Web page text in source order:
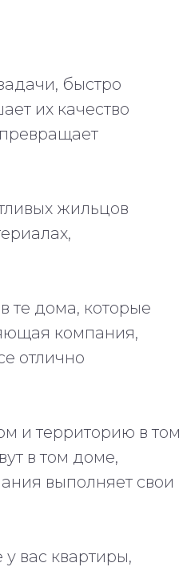
быстро
их качество
жильцов
те дома, которые
компания,
отлично
и территорию в том
в том доме,
выполняет свои
вас квартиры,